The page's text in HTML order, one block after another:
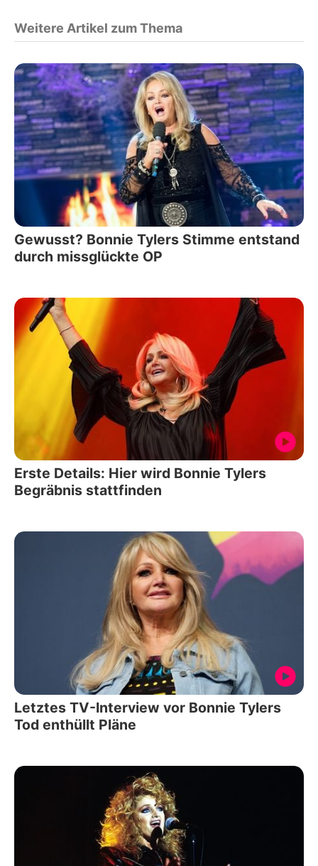
Weitere Artikel zum Thema
Gewusst? Bonnie Tylers Stimme entstand
durch missglückte OP
Erste Details: Hier wird Bonnie Tylers
Begräbnis stattfinden
Letztes TV-Interview vor Bonnie Tylers
Tod enthüllt Pläne